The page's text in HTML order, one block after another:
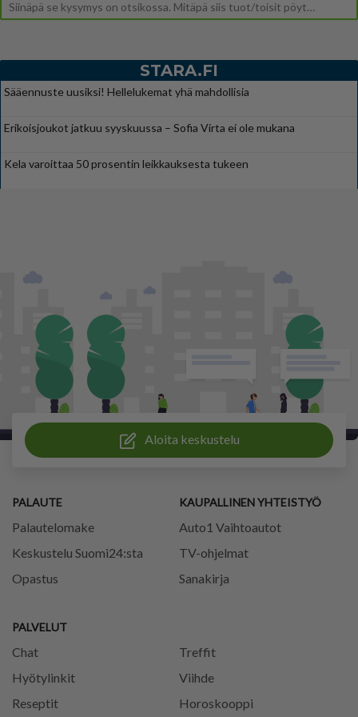
Siinäpä se kysymys on otsikossa. Mitäpä siis tuot/toisit pöytään parisuhteessa? Oletko mies vai nainen? Koetko sen mitä
STARA.FI
Sääennuste uusiksi! Hellelukemat yhä mahdollisia
Erikoisjoukot jatkuu syyskuussa – Sofia Virta ei ole mukana
Kela varoittaa 50 prosentin leikkauksesta tukeen
Aloita keskustelu
PALAUTE
Palautelomake
Keskustelu Suomi24:sta
Opastus
PALVELUT
Chat
Treffit
Hyötylinkit
Viihde
Reseptit
Horoskooppi
KAUPALLINEN YHTEISTYÖ
Auto1 Vaihtoautot
TV-ohjelmat
Sanakirja